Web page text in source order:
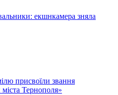
екшнкамера зняла
присвоїли звання
Тернополя»